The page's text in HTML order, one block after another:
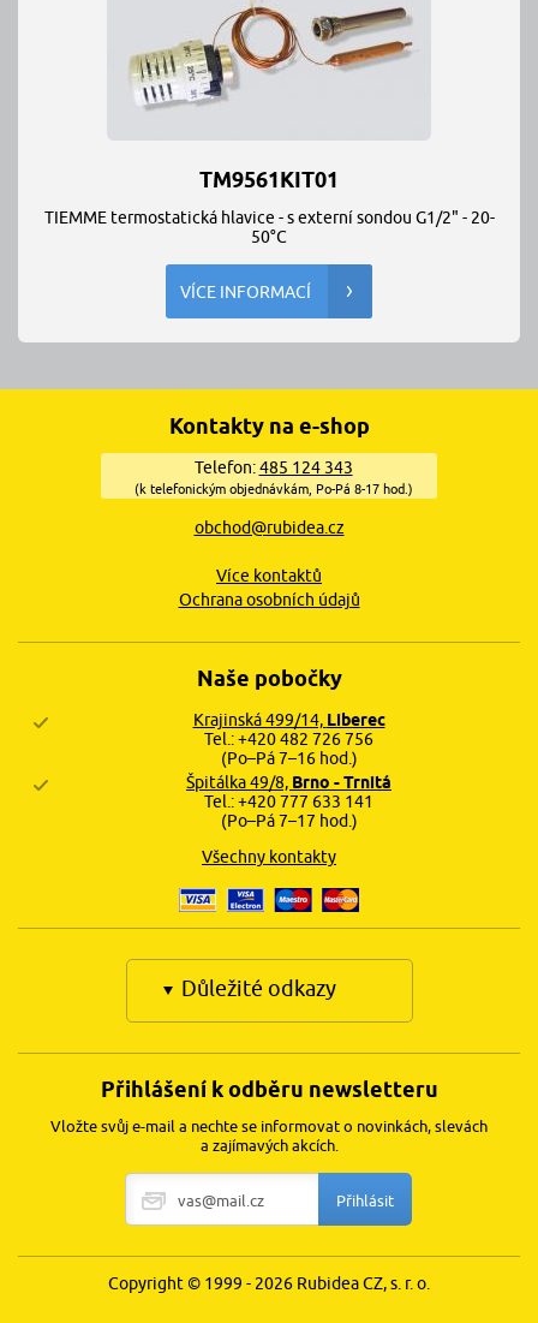
TM9561KIT01
TIEMME termostatická hlavice - s externí sondou G1/2" - 20-
50°C
VÍCE INFORMACÍ
Kontakty na e-shop
Telefon:485 124 343
(k telefonickým objednávkám, Po-Pá 8-17 hod.)
obchod@rubidea.cz
Více kontaktů
Ochrana osobních údajů
Naše pobočky
Krajinská 499/14, Liberec
Tel.: +420 482 726 756
(Po–Pá 7–16 hod.)
Špitálka 49/8, Brno - Trnitá
Tel.: +420 777 633 141
(Po–Pá 7–17 hod.)
Všechny kontakty
Důležité odkazy
Přihlášení k odběru newsletteru
Vložte svůj e-mail a nechte se informovat o novinkách, slevách
a zajímavých akcích.
Copyright © 1999 - 2026 Rubidea CZ, s. r. o.